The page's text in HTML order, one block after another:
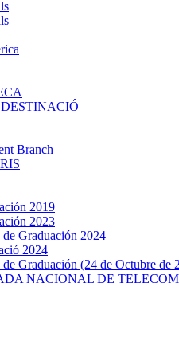
Branch
2019
2023
Graduación 2024
2024
Graduación (24 de Octubre de
NACIONAL DE